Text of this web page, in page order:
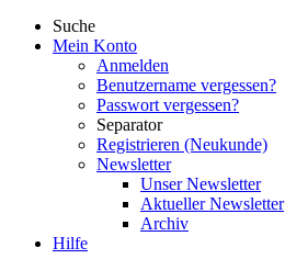
Suche
Mein Konto
Anmelden
Benutzername vergessen?
Passwort vergessen?
Separator
Registrieren (Neukunde)
Newsletter
Unser Newsletter
Aktueller Newsletter
Archiv
Hilfe